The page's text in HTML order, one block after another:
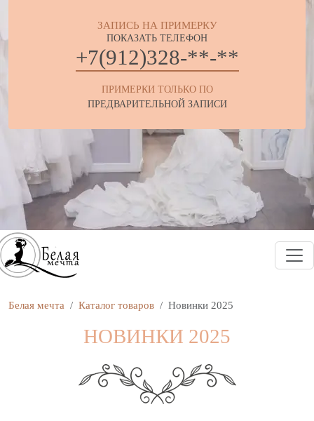
ЗАПИСЬ НА ПРИМЕРКУ
ПОКАЗАТЬ ТЕЛЕФОН
+7(912)328-**-**
ПРИМЕРКИ ТОЛЬКО ПО
ПРЕДВАРИТЕЛЬНОЙ ЗАПИСИ
Белая мечта Каталог товаров Новинки 2025
НОВИНКИ 2025